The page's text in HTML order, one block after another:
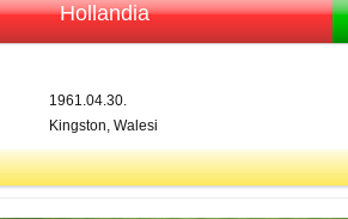
Hollandia
1961.04.30.
Kingston, Walesi